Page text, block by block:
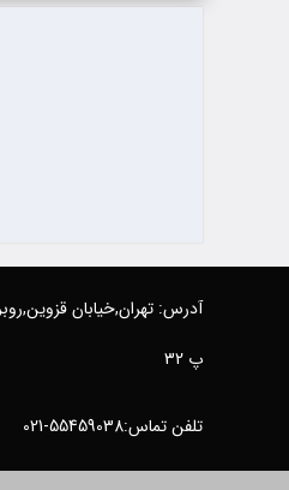
آدرس: تهران,خیابان
پ 32
تلفن تماس:55459038-021 55459022-021 09126883974